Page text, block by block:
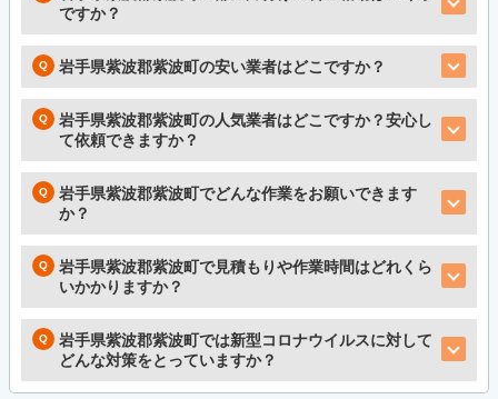
ですか？
岩手県紫波郡紫波町の安い業者はどこですか？
岩手県紫波郡紫波町の人気業者はどこですか？安心し
て依頼できますか？
岩手県紫波郡紫波町でどんな作業をお願いできます
か？
岩手県紫波郡紫波町で見積もりや作業時間はどれくら
いかかりますか？
岩手県紫波郡紫波町では新型コロナウイルスに対して
どんな対策をとっていますか？